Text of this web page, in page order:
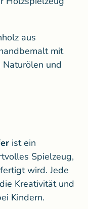
aus
mit
Naturölen und
ist ein
Spielzeug,
wird. Jede
Kreativität und
Kindern.